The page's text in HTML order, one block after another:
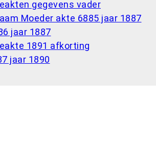
gegevens vader
Moeder akte 6885 jaar 1887
jaar 1887
1891 afkorting
jaar 1890